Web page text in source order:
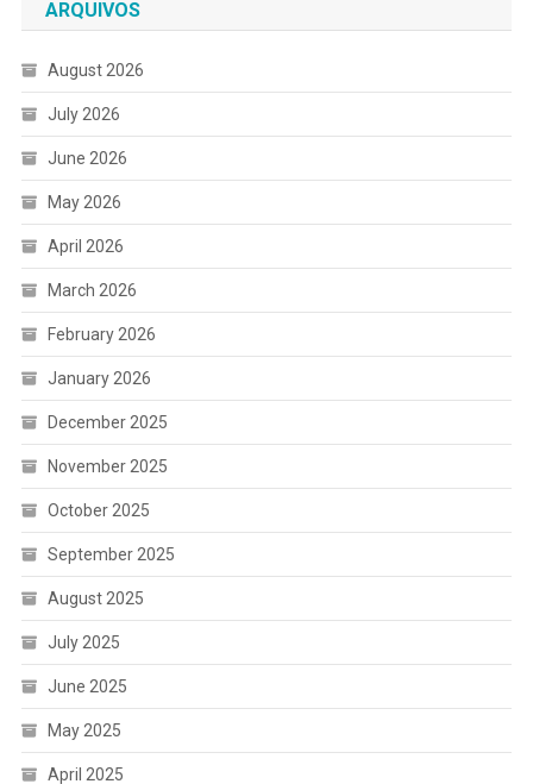
ARQUIVOS
August 2026
July 2026
June 2026
May 2026
April 2026
March 2026
February 2026
January 2026
December 2025
November 2025
October 2025
September 2025
August 2025
July 2025
June 2025
May 2025
April 2025